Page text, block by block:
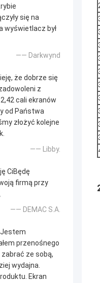
się na
wyświetlacz był
—— Darkwynd
że dobrze się
z
cali ekranów
od Państwa
złożyć kolejne
—— Libby.
CiBędę
firmą przy
—— DEMAC S.A.
przenośnego
ze sobą,
wydajna.
Ekran